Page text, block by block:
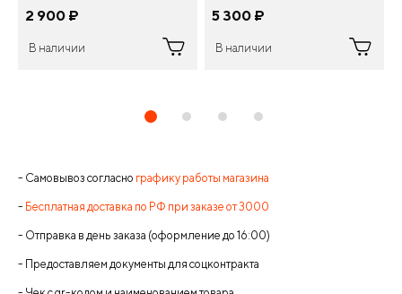
2 900 ¤
В наличии
Ø 77 мм
5 300 ¤
В наличии
- Самовывоз согласно графику работы магазина
- Бесплатная доставка по РФ при заказе от 3000
- Отправка в день заказа (оформление до 16:00)
- Предоставляем документы для соцконтракта